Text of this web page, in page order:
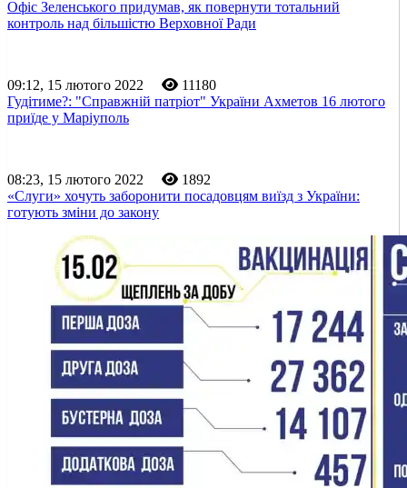
Офіс Зеленського придумав, як повернути тотальний
контроль над більшістю Верховної Ради
09:12, 15 лютого 2022
11180
Гудітиме?: "Справжній патріот" України Ахметов 16 лютого
приїде у Маріуполь
08:23, 15 лютого 2022
1892
«Слуги» хочуть заборонити посадовцям виїзд з України:
готують зміни до закону